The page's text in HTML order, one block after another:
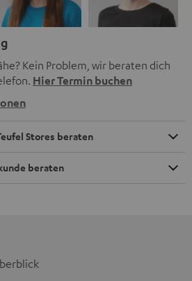
Kein Problem, wir beraten dich
Hier Termin buchen
Stores beraten
beraten